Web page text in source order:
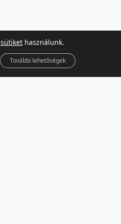
sütiket használunk.
További lehetőségek